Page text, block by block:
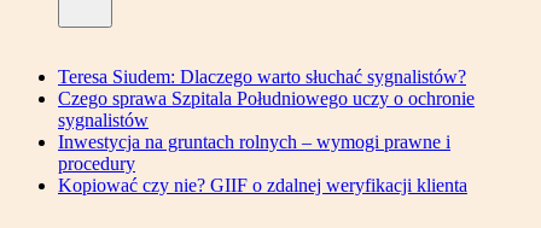
Teresa Siudem: Dlaczego warto słuchać sygnalistów?
Czego sprawa Szpitala Południowego uczy o ochronie
sygnalistów
Inwestycja na gruntach rolnych – wymogi prawne i
procedury
Kopiować czy nie? GIIF o zdalnej weryfikacji klienta